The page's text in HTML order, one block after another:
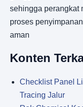
sehingga perangkat
proses
aman
Konten
Checklist Panel
Tracing Jalur